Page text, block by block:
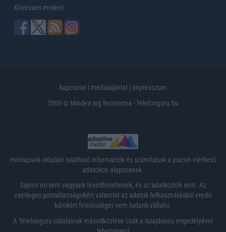
Kövessen minket!
kapcsolat | médiaajánlat | impresszum
2000 © Minden jog fenntartva - Telefonguru.hu
Honlapunk oldalain található információk és számítások a piacon elérhető
adatokon alapszanak.
Sajnos mi sem vagyunk tévedhetetlenek, és az adatközlők sem. Az
esetleges pontatlanságokért valamint az adatok felhasználásból eredő
károkért felelősséget nem tudunk vállalni.
A Telefonguru oldalainak másodközlése csak a tulajdonos engedélyével